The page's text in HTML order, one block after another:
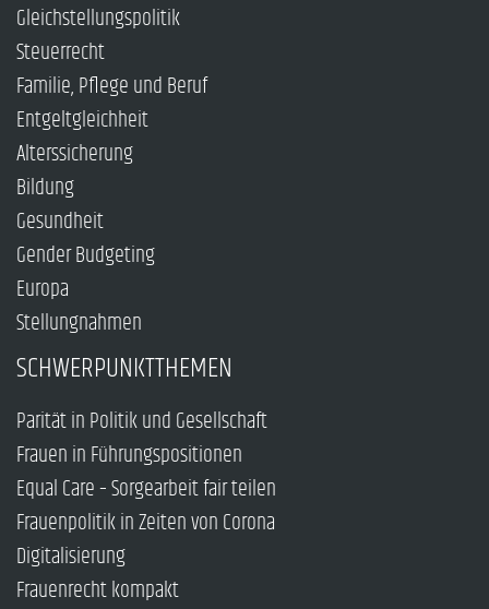
Gleichstellungspolitik
Steuerrecht
Familie, Pflege und Beruf
Entgeltgleichheit
Alterssicherung
Bildung
Gesundheit
Gender Budgeting
Europa
Stellungnahmen
SCHWERPUNKTTHEMEN
Parität in Politik und Gesellschaft
Frauen in Führungspositionen
Equal Care – Sorgearbeit fair teilen
Frauenpolitik in Zeiten von Corona
Digitalisierung
Frauenrecht kompakt